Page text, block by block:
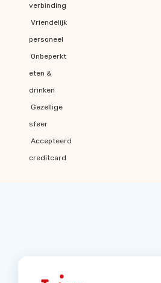
verbinding
Vriendelijk
personeel
Onbeperkt
eten &
drinken
Gezellige
sfeer
Accepteerd
creditcard